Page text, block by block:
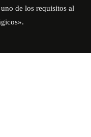
de los requisitos al